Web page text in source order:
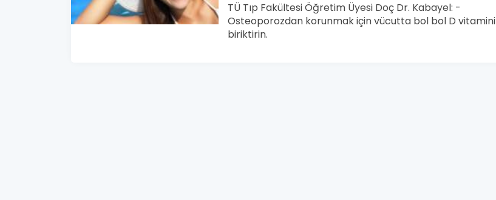
TÜ Tıp Fakültesi Öğretim Üyesi Doç Dr. Kabayel: -
Osteoporozdan korunmak için vücutta bol bol D vitamini
biriktirin.